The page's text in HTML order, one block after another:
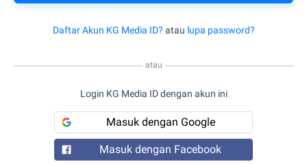
Daftar Akun KG Media ID? atau lupa password?
atau
Login KG Media ID dengan akun ini
Masuk dengan Google
Masuk dengan Facebook